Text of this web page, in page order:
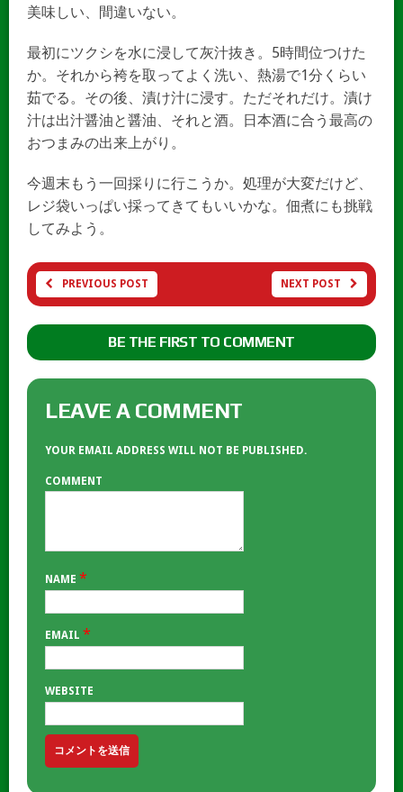
美味しい、間違いない。
最初にツクシを水に浸して灰汁抜き。5時間位つけた
か。それから袴を取ってよく洗い、熱湯で1分くらい
茹でる。その後、漬け汁に浸す。ただそれだけ。漬け
汁は出汁醤油と醤油、それと酒。日本酒に合う最高の
おつまみの出来上がり。
今週末もう一回採りに行こうか。処理が大変だけど、
レジ袋いっぱい採ってきてもいいかな。佃煮にも挑戦
してみよう。
PREVIOUS POST NEXT POST
BE THE FIRST TO COMMENT
LEAVE A COMMENT
YOUR EMAIL ADDRESS WILL NOT BE PUBLISHED.
COMMENT
NAME *
EMAIL *
WEBSITE